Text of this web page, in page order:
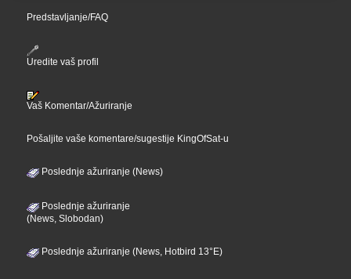
Predstavljanje/FAQ
Uredite vaš profil
Vaš Komentar/Ažuriranje
Pošaljite vaše komentare/sugestije KingOfSat-u
Poslednje ažuriranje (News)
Poslednje ažuriranje
(News, Slobodan)
Poslednje ažuriranje (News, Hotbird 13°E)